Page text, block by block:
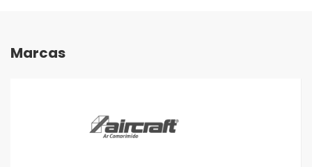
Marcas